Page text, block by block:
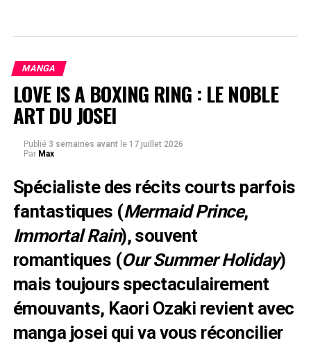
MANGA
LOVE IS A BOXING RING : LE NOBLE
ART DU JOSEI
Publié 3 semaines avant le 17 juillet 2026
Par Max
Spécialiste des récits courts parfois
fantastiques (Mermaid Prince,
Immortal Rain), souvent
romantiques (Our Summer Holiday)
mais toujours spectaculairement
émouvants, Kaori Ozaki revient avec
manga josei qui va vous réconcilier